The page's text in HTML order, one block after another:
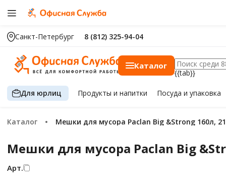
Санкт-Петербург 8 (812) 325-94-04
Каталог
{{tab}}
Для юрлиц Продуктыи напитки Посуда и упаковка
Каталог Мешки для мусора Paclan Big &Strong 160л,
Мешки для мусора Paclan Big
Арт.